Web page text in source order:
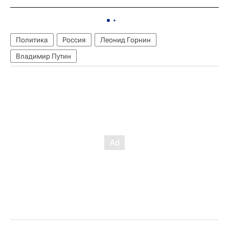
Политика Россия
Леонид Горнин
Владимир Путин